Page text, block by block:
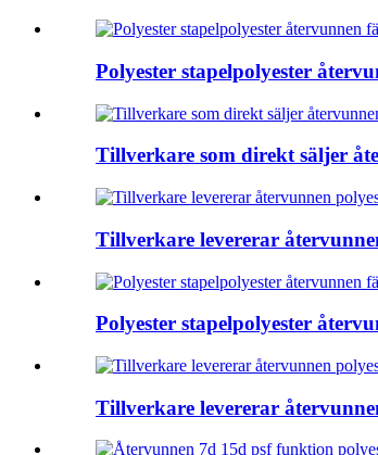
Polyester stapelpolyester
Tillverkare som direkt säljer
Tillverkare levererar
Polyester stapelpolyester
Tillverkare levererar